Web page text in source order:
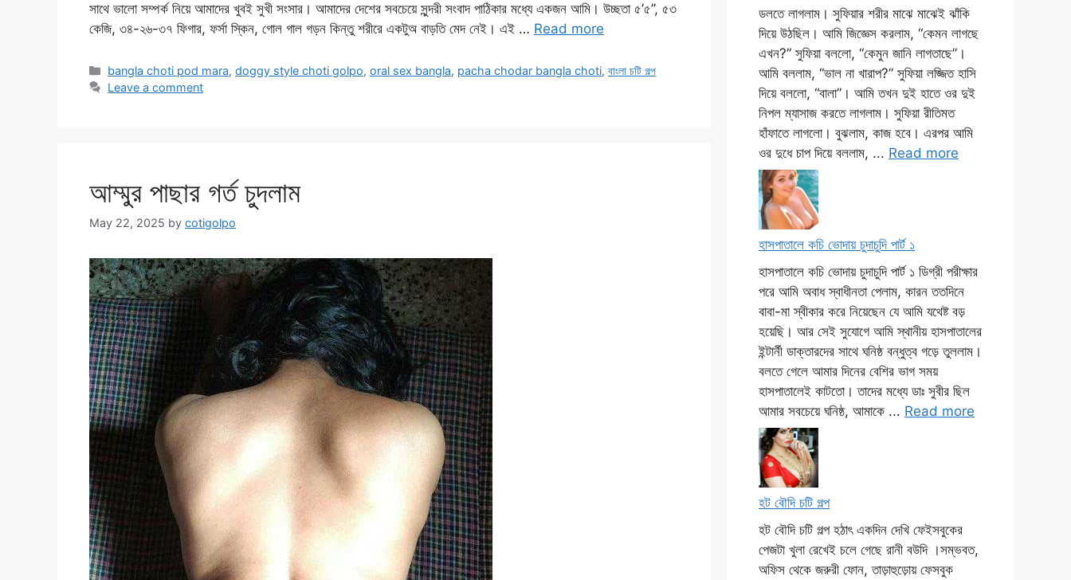
সাথে ভালো সম্পর্ক নিয়ে আমাদের খুবই সুখী সংসার। আমাদের দেশের সবচেয়ে সুন্দরী সংবাদ পাঠিকার মধ্যে একজন আমি। উচ্ছতা ৫’৫’’, ৫৩
কেজি, ৩৪-২৬-৩৭ ফিগার, ফর্সা স্কিন, গোল গাল গড়ন কিন্তু শরীরে একটুঅ বাড়তি মেদ নেই। এই … Read more
Categories
bangla choti pod mara,doggy style choti golpo,oral sex bangla, pacha chodar bangla choti,বাংলা চটি গল্প
Leave a comment
আম্মুর পাছার গর্ত চুদলাম
May 22, 2025 by cotigolpo
ডলতে লাগলাম। সুফিয়ার শরীর মাঝে মাঝেই ঝাঁকি
দিয়ে উঠছিল। আমি জিজ্ঞেস করলাম, “কেমন লাগছে
এখন?” সুফিয়া বললো, “কেমুন জানি লাগতাছে”।
আমি বললাম, “ভাল না খারাপ?” সুফিয়া লজ্জিত হাসি
দিয়ে বললো, “বালা”। আমি তখন দুই হাতে ওর দুই
নিপল ম্যাসাজ করতে লাগলাম। সুফিয়া রীতিমত
হাঁফাতে লাগলো। বুঝলাম, কাজ হবে। এরপর আমি
ওর দুধে চাপ দিয়ে বললাম, ... Read more
হাসপাতালে কচি ভোদায় চুদাচুদি পার্ট ১
হাসপাতালে কচি ভোদায় চুদাচুদি পার্ট ১ ডিগ্রী পরীক্ষার
পরে আমি অবাধ স্বাধীনতা পেলাম, কারন ততদিনে
বাবা-মা স্বীকার করে নিয়েছেন যে আমি যথেষ্ট বড়
হয়েছি। আর সেই সুযোগে আমি স্থানীয় হাসপাতালের
ইন্টার্নী ডাক্তারদের সাথে ঘনিষ্ঠ বন্ধুত্ব গড়ে তুললাম।
বলতে গেলে আমার দিনের বেশির ভাগ সময়
হাসপাতালেই কাটতো। তাদের মধ্যে ডাঃ সুবীর ছিল
আমার সবচেয়ে ঘনিষ্ঠ, আমাকে ... Read more
হট বৌদি চটি গল্প
হট বৌদি চটি গল্প হঠাৎ একদিন দেখি ফেইসবুকের
পেজটা খুলা রেখেই চলে গেছে রানী বউদি ।সম্ভবত,
অফিস থেকে জরুরী ফোন, তাড়াহুড়োয় ফেসবুক